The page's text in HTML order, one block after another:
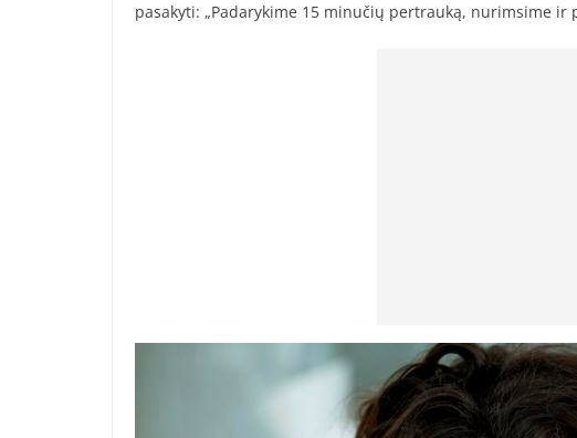
pasakyti: „Padarykime 15 minučių pertrauką, nurimsime ir